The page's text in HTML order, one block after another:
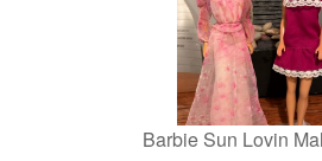
Barbie Sun Lovin